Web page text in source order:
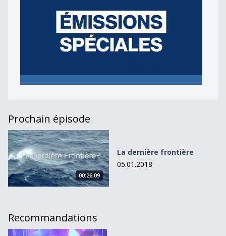
Prochain épisode
La dernière frontière
00:26:09
La dernière frontière
05.01.2018
Recommandations